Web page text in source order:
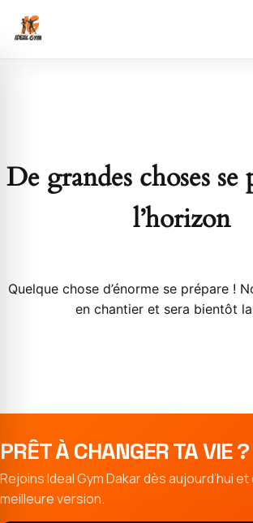
De grandes choses
l’horizon
Quelque chose d’énorme se prépare !
en chantier et sera bientôt
PRÊT À CHANGER TA VIE ?
Rejoins Ideal Gym Dakar dès aujourd’hui
meilleure version.